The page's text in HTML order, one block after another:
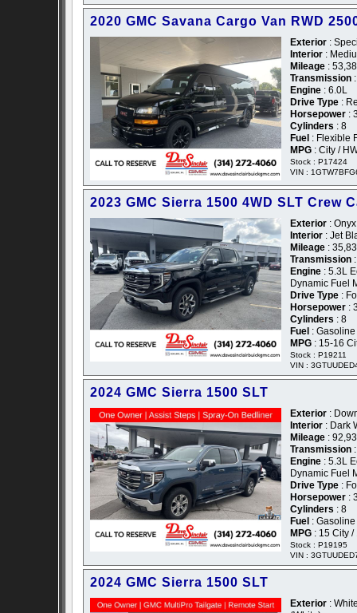
2020 GMC Savana Cargo Van RWD
Exterior :
Interior :
Mileage :
Transmission
Engine : 6.0L
Drive Type :
Horsepower :
Cylinders : 8
Fuel : Flexible
MPG : City /
Stock : P17424
VIN :
2023 GMC Sierra 1500 4WD SLT Crew
Exterior :
Interior : Jet
Mileage :
Transmission
Engine : 5.3L
Dynamic Fuel
Drive Type :
Horsepower :
Cylinders : 8
Fuel : Gasoline
MPG : 15-16
Stock : P19211
VIN :
2024 GMC Sierra 1500 SLT
Exterior :
Interior : Dark
Mileage :
Transmission
Engine : 5.3L
Dynamic Fuel
Drive Type :
Horsepower :
Cylinders : 8
Fuel : Gasoline
MPG : 15 City
Stock : P19195
VIN :
2024 GMC Sierra 1500 SLT
Exterior :